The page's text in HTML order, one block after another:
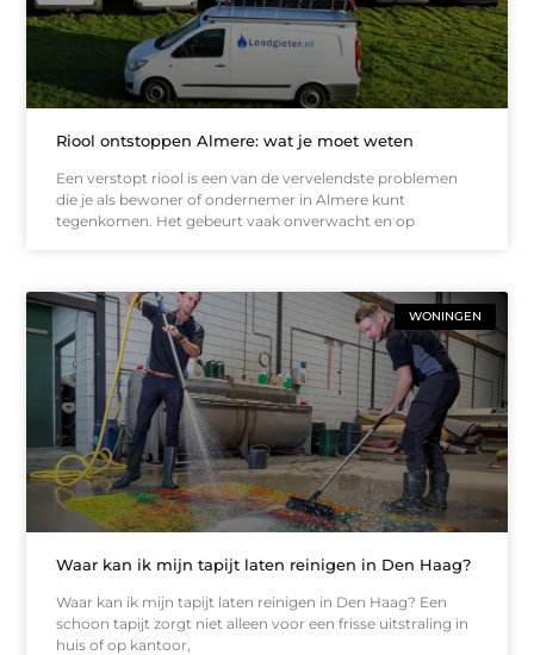
Riool ontstoppen Almere: wat je moet weten
Een verstopt riool is een van de vervelendste problemen
die je als bewoner of ondernemer in Almere kunt
tegenkomen. Het gebeurt vaak onverwacht en op
WONINGEN
Waar kan ik mijn tapijt laten reinigen in Den Haag?
Waar kan ik mijn tapijt laten reinigen in Den Haag? Een
schoon tapijt zorgt niet alleen voor een frisse uitstraling in
huis of op kantoor,